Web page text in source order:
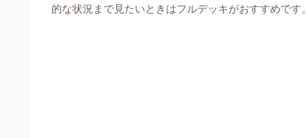
的な状況まで見たいときはフルデッキがおすすめです。